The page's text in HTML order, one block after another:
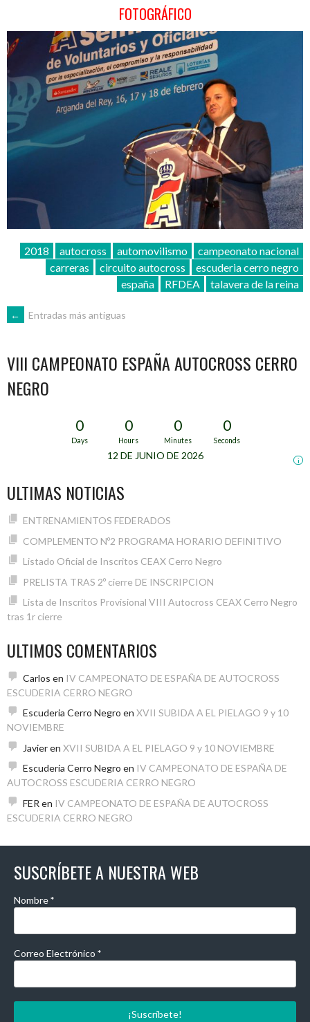
FOTOGRÁFICO
2018 autocross automovilismo
campeonato nacional
carreras
circuito autocross
escuderia cerro negro
españa
RFDEA talavera de la reina
IR
A
LAS
ENTRADAS
← Entradas más antiguas
VIII CAMPEONATO ESPAÑA AUTOCROSS CERRO
NEGRO
0
Days
0
Hours
0
Minutes
0
Seconds
12 DE JUNIO DE 2026 i
ULTIMAS NOTICIAS
ENTRENAMIENTOS FEDERADOS
COMPLEMENTO Nº2 PROGRAMA HORARIO DEFINITIVO
Listado Oficial de Inscritos CEAX Cerro Negro
PRELISTA TRAS 2º cierre DE INSCRIPCION
Lista de Inscritos Provisional VIII Autocross CEAX Cerro Negro
tras 1r cierre
ULTIMOS COMENTARIOS
Carlos en IV CAMPEONATO DE ESPAÑA DE AUTOCROSS
ESCUDERIA CERRO NEGRO
Escuderia Cerro Negro en XVII SUBIDA A EL PIELAGO 9 y 10
NOVIEMBRE
Javieren XVII SUBIDA A EL PIELAGO 9 y 10 NOVIEMBRE
Escuderia Cerro Negro en IV CAMPEONATO DE ESPAÑA DE
AUTOCROSS ESCUDERIA CERRO NEGRO
FER en IV CAMPEONATO DE ESPAÑA DE AUTOCROSS
ESCUDERIA CERRO NEGRO
SUSCRÍBETE A NUESTRA WEB
Nombre*
Correo Electrónico *